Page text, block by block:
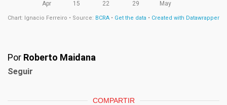
Por Roberto Maidana
Seguir
COMPARTIR